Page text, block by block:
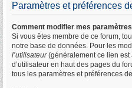
Paramètres et préférences
Comment modifier mes
Si vous êtes membre de ce forum,
notre base de données. Pour les
l’utilisateur(généralement ce lien est
d’utilisateur en haut des pages du
tous les paramètres et préférences